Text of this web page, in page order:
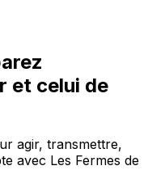
et celui de
agir, transmettre,
avec Les Fermes de